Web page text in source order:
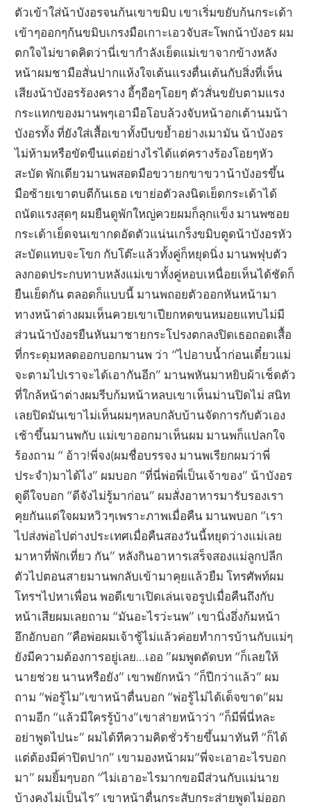
ตัวเข้าใส่น้าบังอรจนก้นเขาขมิบ เขาเริ่มขยับก้นกระเด้า
เข้าๆออกๆก้นขมิบเกรงมือเกาะเอวจับสะโพกน้าบังอร ผม
ตกใจไม่ขาดคิดว่านี่เขากำลังเย็ดแม่เขาจากข้างหลัง
หน้าผมชามือสั่นปากแห้งใจเต้นแรงตื่นเต้นกับสิ่งที่เห็น
เสียงน้าบังอรร้องคราง อี้ๆอือๆโอยๆ ตัวสั่นขยับตามแรง
กระแทกของมานพๆเอามือโอบล้วงจับหน้าอกเต้านมน้า
บังอรทั้ง ที่ยังใส่เสื้อเขาทั้งบีบขย้ำอย่างเมามัน น้าบังอร
ไม่ห้ามหรือขัดขืนแต่อย่างไรได้แต่ครางร้องโอยๆหัว
สะบัด พักเดียวมานพสอดมือขวายกขาขวาน้าบังอรขึ้น
มือซ้ายเขาตบตีก้นเธอ เขาย่อตัวลงนิดเย็ดกระเด้าได้
ถนัดแรงสุดๆ ผมยืนดูพักใหญ่ควยผมก็ลุกแข็ง มานพซอย
กระเด้าเย็ดจนเขากดอัดตัวแน่นเกร็งขมิบตูดน้าบังอรหัว
สะบัดแทบจะโขก กับโต๊ะแล้วทั้งคู่ก็หยุดนิ่ง มานพฟุบตัว
ลงกอดประกบทาบหลังแม่เขาทั้งคู่หอบเหนื่อยเห็นได้ชัดก็
ยืนเย็ดกัน ตลอดก็แบบนี้ มานพถอยตัวออกหันหน้ามา
ทางหน้าต่างผมเห็นควยเขาเปียกหดขนหมอยแทบไม่มี
ส่วนน้าบังอรยืนหันมาชายกระโปรงตกลงปิดเธอถอดเสื้อ
ที่กระดุมหลดออกบอกมานพ ว่า “ไปอาบน้ำก่อนเดี๋ยวแม่
จะตามไปเราจะได้เอากันอีก” มานพหันมาหยิบผ้าเช็ดตัว
ที่ใกล้หน้าต่างผมรีบก้มหน้าหลบเขาเห็นม่านปิดไม่ สนิท
เลยปิดมันเขาไม่เห็นผมๆหลบกลับบ้านจัดการกับตัวเอง
เช้าขึ้นมานพกับ แม่เขาออกมาเห็นผม มานพก็แปลกใจ
ร้องถาม “ อ้าว!พี่จง(ผมชื่อบรรจง มานพเรียกผมว่าพี่
ประจำ)มาได้ไง” ผมบอก “ที่นี่พ่อพี่เป็นเจ้าของ” น้าบังอร
ดูดีใจบอก “ดีจังไม่รู้มาก่อน” ผมสั่งอาหารมารับรองเรา
คุยกันแต่ใจผมหวิวๆเพราะภาพเมื่อคืน มานพบอก “เรา
ไปส่งพ่อไปต่างประเทศเมื่อคืนสองวันนี้หยุดว่างแม่เลย
มาหาที่พักเที่ยว กัน” หลังกินอาหารเสร็จสองแม่ลูกปลีก
ตัวไปตอนสายมานพกลับเข้ามาคุยแล้วยืม โทรศัพท์ผม
โทรฯไปหาเพื่อน พอดีเขาเปิดเล่นเจอรูปเมื่อคืนถึงกับ
หน้าเสียผมเลยถาม “มันอะไรว่ะนพ” เขานิ่งอึ่งก้มหน้า
อึกอักบอก “คือพ่อผมเจ้าชู้ไม่แล้วค่อยทำการบ้านกับแม่ๆ
ยังมีความต้องการอยู่เลย…เออ ”ผมพูดตัดบท “ก็เลยให้
นายช่วย นานหรือยัง” เขาพยักหน้า “ก็ปีกว่าแล้ว” ผม
ถาม “พ่อรู้ไม”เขาหน้าตื่นบอก “พ่อรู้ไม่ได้เด็จขาด”ผม
ถามอีก “แล้วมีใครรู้บ้าง”เขาส่ายหน้าว่า “ก็มีพี่นี่หละ
อย่าพูดไปนะ” ผมได้ทีความคิดชั่วร้ายขึ้นมาทันที “ก็ได้
แต่ต้องมีค่าปิดปาก” เขามองหน้าผม“พี่จะเอาอะไรบอก
มา” ผมยิ้มๆบอก “ไม่เอาอะไรมากขอมีส่วนกับแม่นาย
บ้างคงไม่เป็นไร” เขาหน้าตื่นกระสับกระส่ายพูดไม่ออก